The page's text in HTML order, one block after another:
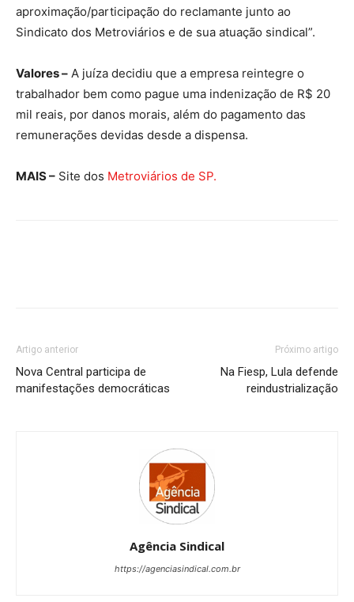
aproximação/participação do reclamante junto ao
Sindicato dos Metroviários e de sua atuação sindical”.
Valores – A juíza decidiu que a empresa reintegre o
trabalhador bem como pague uma indenização de R$ 20
mil reais, por danos morais, além do pagamento das
remunerações devidas desde a dispensa.
MAIS – Site dos Metroviários de SP.
Artigo anterior
Nova Central participa de
manifestações democráticas
Próximo artigo
Na Fiesp, Lula defende
reindustrialização
Agência Sindical
https://agenciasindical.com.br